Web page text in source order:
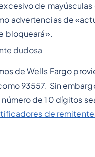
de mayúsculas
advertencias de
bloqueará».
dudosa
de Wells Fargo
93557. Sin
de 10 dígitos
de